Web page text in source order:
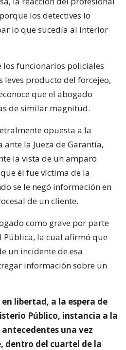
los detectives lo
lo que sucedía al interior
los funcionarios policiales
leves producto del forcejeo,
que el abogado
de similar magnitud.
opuesta a la
la Jueza de Garantía,
la vista de un amparo
él fue víctima de la
se le negó información en
de un cliente.
como grave por parte
Pública, la cual afirmó que
un incidente de esa
información sobre un
libertad, a la espera de
Público, instancia a la
una vez
dentro del cuartel de la